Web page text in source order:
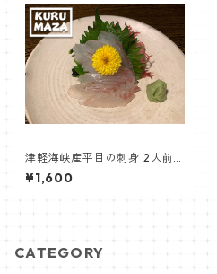
津軽海峡産平目の刺身 2人前
120g【居酒屋くるまざ】
¥1,600
CATEGORY